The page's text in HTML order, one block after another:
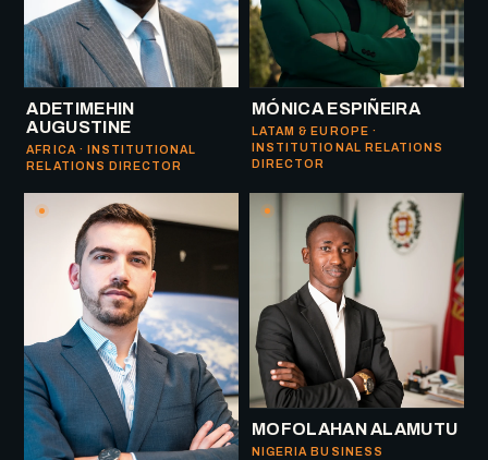
ADETIMEHIN
AUGUSTINE
AFRICA · INSTITUTIONAL
RELATIONS DIRECTOR
MÓNICA ESPIÑEIRA
LATAM & EUROPE ·
INSTITUTIONAL RELATIONS
DIRECTOR
MOFOLAHAN ALAMUTU
NIGERIA BUSINESS